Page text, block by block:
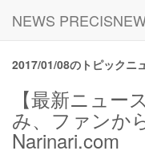
NEWS
2017/01/08のトピックニ
【最新ニュー
み、ファンか
Narinari.com